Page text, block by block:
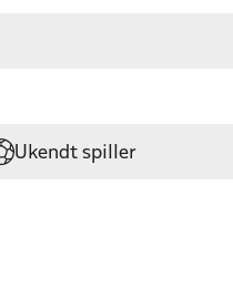
Ukendt spiller